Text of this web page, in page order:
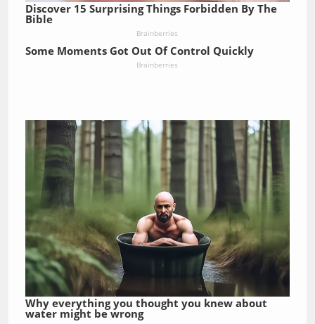
Discover 15 Surprising Things Forbidden By The
Bible
Brainberries
Some Moments Got Out Of Control Quickly
Brainberries
Why everything you thought you knew about
water might be wrong